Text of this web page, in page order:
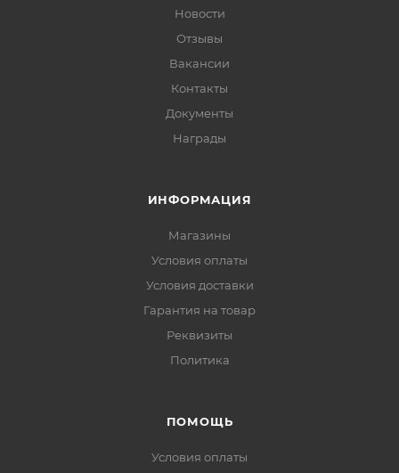
Новости
Отзывы
Вакансии
Контакты
Документы
Награды
ИНФОРМАЦИЯ
Магазины
Условия оплаты
Условия доставки
Гарантия на товар
Реквизиты
Политика
ПОМОЩЬ
Условия оплаты